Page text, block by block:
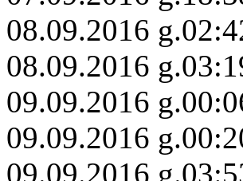
08.09.2016
08.09.2016
09.09.2016
09.09.2016
09.09.2016